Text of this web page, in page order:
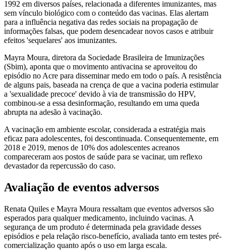
1992 em diversos países, relacionada a diferentes imunizantes, mas
sem vínculo biológico com o conteúdo das vacinas. Elas alertam
para a influência negativa das redes sociais na propagação de
informações falsas, que podem desencadear novos casos e atribuir
efeitos 'sequelares' aos imunizantes.
Mayra Moura, diretora da Sociedade Brasileira de Imunizações
(Sbim), aponta que o movimento antivacina se aproveitou do
episódio no Acre para disseminar medo em todo o país. A resistência
de alguns pais, baseada na crença de que a vacina poderia estimular
a 'sexualidade precoce' devido à via de transmissão do HPV,
combinou-se a essa desinformação, resultando em uma queda
abrupta na adesão à vacinação.
A vacinação em ambiente escolar, considerada a estratégia mais
eficaz para adolescentes, foi descontinuada. Consequentemente, em
2018 e 2019, menos de 10% dos adolescentes acreanos
compareceram aos postos de saúde para se vacinar, um reflexo
devastador da repercussão do caso.
Avaliação de eventos adversos
Renata Quiles e Mayra Moura ressaltam que eventos adversos são
esperados para qualquer medicamento, incluindo vacinas. A
segurança de um produto é determinada pela gravidade desses
episódios e pela relação risco-benefício, avaliada tanto em testes pré-
comercialização quanto após o uso em larga escala.